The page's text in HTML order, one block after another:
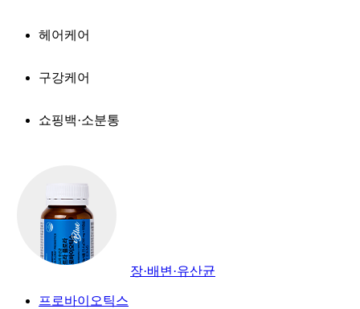
헤어케어
구강케어
쇼핑백·소분통
장·배변·유산균
프로바이오틱스